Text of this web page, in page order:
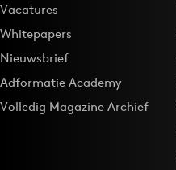
Vacatures
Whitepapers
Nieuwsbrief
Adformatie Academy
Volledig Magazine Archief